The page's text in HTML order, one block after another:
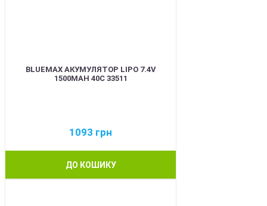
BLUEMAX АКУМУЛЯТОР LIPO 7.4V
1500MAH 40C 33511
1093 грн
ДО КОШИКУ